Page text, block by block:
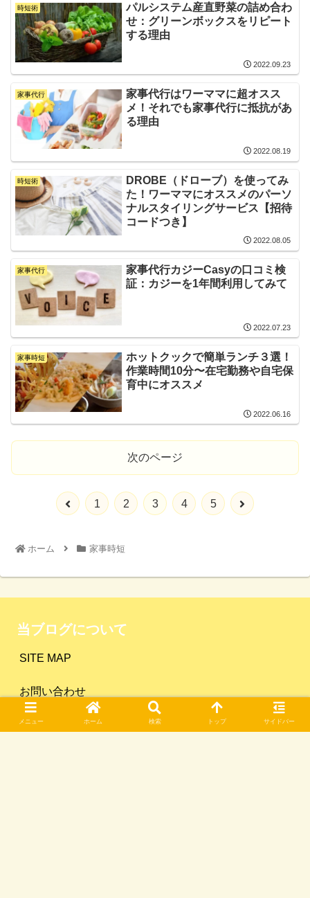
時短術
パルシステム産直野菜の詰め合わ
せ：グリーンボックスをリピート
する理由
2022.09.23
家事代行
家事代行はワーママに超オスス
メ！それでも家事代行に抵抗があ
る理由
2022.08.19
時短術
DROBE（ドローブ）を使ってみ
た！ワーママにオススメのパーソ
ナルスタイリングサービス【招待
コードつき】
2022.08.05
家事代行
家事代行カジーCasyの口コミ検
証：カジーを1年間利用してみて
2022.07.23
家事時短
ホットクックで簡単ランチ３選！
作業時間10分〜在宅勤務や自宅保
育中にオススメ
2022.06.16
次のページ
1 2 3 4 5
ホーム 家事時短
当ブログについて
SITE MAP
お問い合わせ
プライバシーポリシー
メニュー ホーム 検索 トップ サイドバー